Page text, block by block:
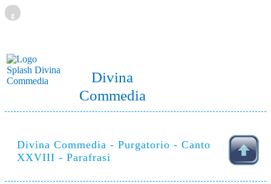
g
Divina
Commedia
Divina Commedia - Purgatorio - Canto
XXVIII - Parafrasi